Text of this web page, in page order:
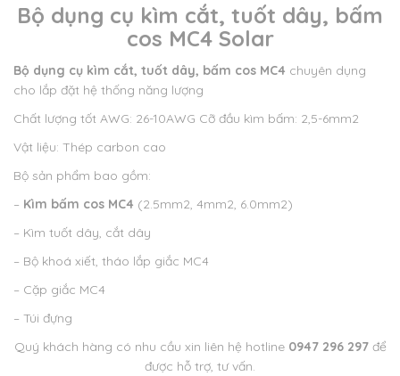
Bộ dụng cụ kìm cắt, tuốt dây, bấm
cos MC4 Solar
Bộ dụng cụ kìm cắt, tuốt dây, bấm cos MC4 chuyên dụng
cho lắp đặt hệ thống năng lượng
Chất lượng tốt AWG: 26-10AWG Cỡ đầu kìm bấm: 2,5-6mm2
Vật liệu: Thép carbon cao
Bộ sản phẩm bao gồm:
– Kìm bấm cos MC4 (2.5mm2, 4mm2, 6.0mm2)
– Kìm tuốt dây, cắt dây
– Bộ khoá xiết, tháo lắp giắc MC4
– Cặp giắc MC4
– Túi đựng
Quý khách hàng có nhu cầu xin liên hệ hotline0947 296 297để
được hỗ trợ, tư vấn.